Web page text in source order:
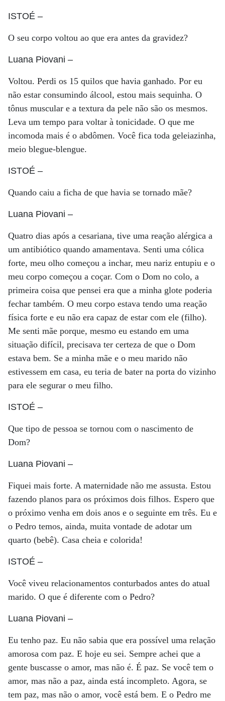
ISTOÉ –
O seu corpo voltou ao que era antes da gravidez?
Luana Piovani –
Voltou. Perdi os 15 quilos que havia ganhado. Por eu
não estar consumindo álcool, estou mais sequinha. O
tônus muscular e a textura da pele não são os mesmos.
Leva um tempo para voltar à tonicidade. O que me
incomoda mais é o abdômen. Você fica toda geleiazinha,
meio blegue-blengue.
ISTOÉ –
Quando caiu a ficha de que havia se tornado mãe?
Luana Piovani –
Quatro dias após a cesariana, tive uma reação alérgica a
um antibiótico quando amamentava. Senti uma cólica
forte, meu olho começou a inchar, meu nariz entupiu e o
meu corpo começou a coçar. Com o Dom no colo, a
primeira coisa que pensei era que a minha glote poderia
fechar também. O meu corpo estava tendo uma reação
física forte e eu não era capaz de estar com ele (filho).
Me senti mãe porque, mesmo eu estando em uma
situação difícil, precisava ter certeza de que o Dom
estava bem. Se a minha mãe e o meu marido não
estivessem em casa, eu teria de bater na porta do vizinho
para ele segurar o meu filho.
ISTOÉ –
Que tipo de pessoa se tornou com o nascimento de
Dom?
Luana Piovani –
Fiquei mais forte. A maternidade não me assusta. Estou
fazendo planos para os próximos dois filhos. Espero que
o próximo venha em dois anos e o seguinte em três. Eu e
o Pedro temos, ainda, muita vontade de adotar um
quarto (bebê). Casa cheia e colorida!
ISTOÉ –
Você viveu relacionamentos conturbados antes do atual
marido. O que é diferente com o Pedro?
Luana Piovani –
Eu tenho paz. Eu não sabia que era possível uma relação
amorosa com paz. E hoje eu sei. Sempre achei que a
gente buscasse o amor, mas não é. É paz. Se você tem o
amor, mas não a paz, ainda está incompleto. Agora, se
tem paz, mas não o amor, você está bem. E o Pedro me